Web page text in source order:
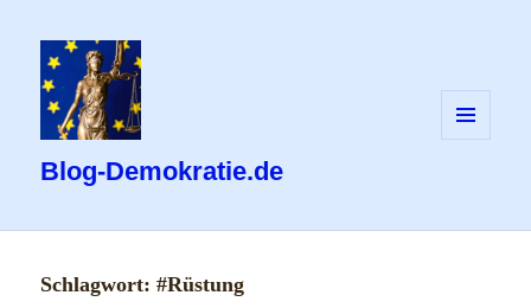
Blog-Demokratie.de
Schlagwort:#Rüstung